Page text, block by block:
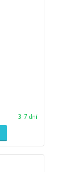
3-7 dní